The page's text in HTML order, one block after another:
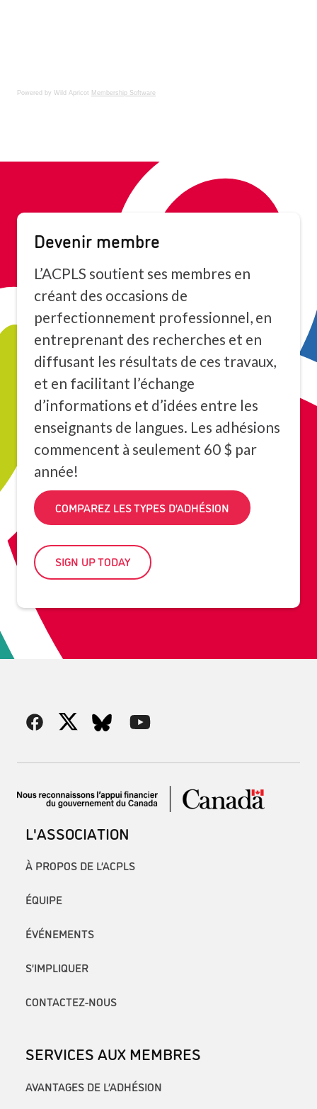
Powered by Wild Apricot Membership Software
Devenir membre
L’ACPLS soutient ses membres en
créant des occasions de
perfectionnement professionnel, en
entreprenant des recherches et en
diffusant les résultats de ces travaux,
et en facilitant l’échange
d’informations et d’idées entre les
enseignants de langues. Les adhésions
commencent à seulement 60 $ par
année!
COMPAREZ LES TYPES D’ADHÉSION
SIGN UP TODAY
L'ASSOCIATION
À PROPOS DE L’ACPLS
ÉQUIPE
ÉVÉNEMENTS
S’IMPLIQUER
CONTACTEZ-NOUS
SERVICES AUX MEMBRES
AVANTAGES DE L’ADHÉSION